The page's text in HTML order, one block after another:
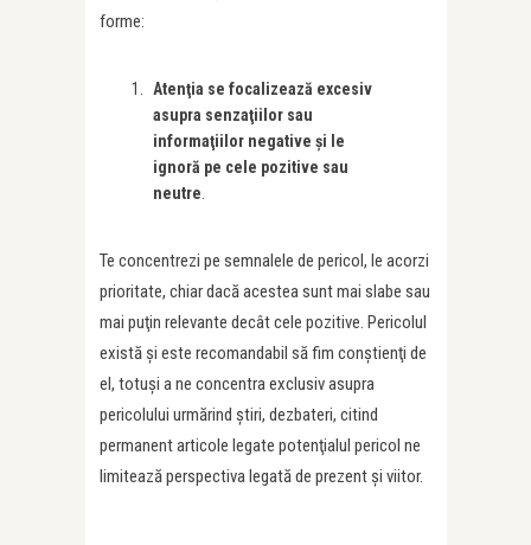
forme:
Atenţia se focalizează excesiv
asupra senzaţiilor sau
informaţiilor negative şi le
ignoră pe cele pozitive sau
neutre.
Te concentrezi pe semnalele de pericol, le acorzi
prioritate, chiar dacă acestea sunt mai slabe sau
mai puţin relevante decât cele pozitive. Pericolul
există şi este recomandabil să fim conştienţi de
el, totuşi a ne concentra exclusiv asupra
pericolului urmărind ştiri, dezbateri, citind
permanent articole legate potenţialul pericol ne
limitează perspectiva legată de prezent şi viitor.